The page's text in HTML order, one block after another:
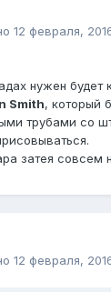
12 февраля,
нужен будет
Smith, который
трубами со
затея совсем
12 февраля,